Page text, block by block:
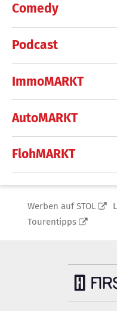
Comedy
Podcast
ImmoMARKT
AutoMARKT
FlohMARKT
Werben auf STOL
Tourentipps